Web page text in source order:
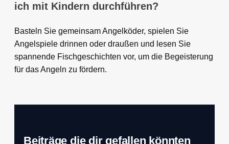
ich mit Kindern durchführen?
Basteln Sie gemeinsam Angelköder, spielen Sie
Angelspiele drinnen oder draußen und lesen Sie
spannende Fischgeschichten vor, um die Begeisterung
für das Angeln zu fördern.
Beiträge die dir gefallen könnten